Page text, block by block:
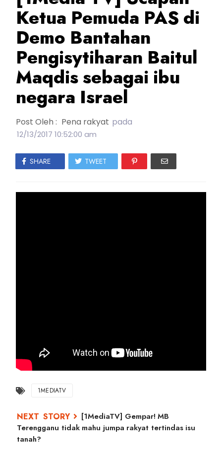
Ketua Pemuda PAS di
Demo Bantahan
Pengisytiharan Baitul
Maqdis sebagai ibu
negara Israel
Post Oleh : Pena rakyat pada
12/13/2017 10:52:00 am
SHARE TWEET
1MEDIATV
[1MediaTV] Gempar! MB
Terengganu tidak mahu jumpa rakyat tertindas isu
tanah?